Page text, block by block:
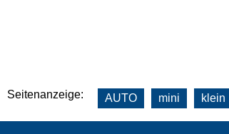
Seitenanzeige: AUTO mini klein